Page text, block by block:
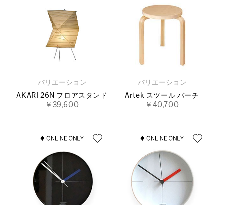
バリエーション
AKARI 26N フロアスタンド
￥39,600
バリエーション
Artek スツール バーチ
￥40,700